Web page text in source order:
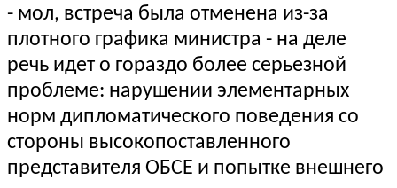
- мол, встреча была отменена из-за
плотного графика министра - на деле
речь идет о гораздо более серьезной
проблеме: нарушении элементарных
норм дипломатического поведения со
стороны высокопоставленного
представителя ОБСЕ и попытке внешнего